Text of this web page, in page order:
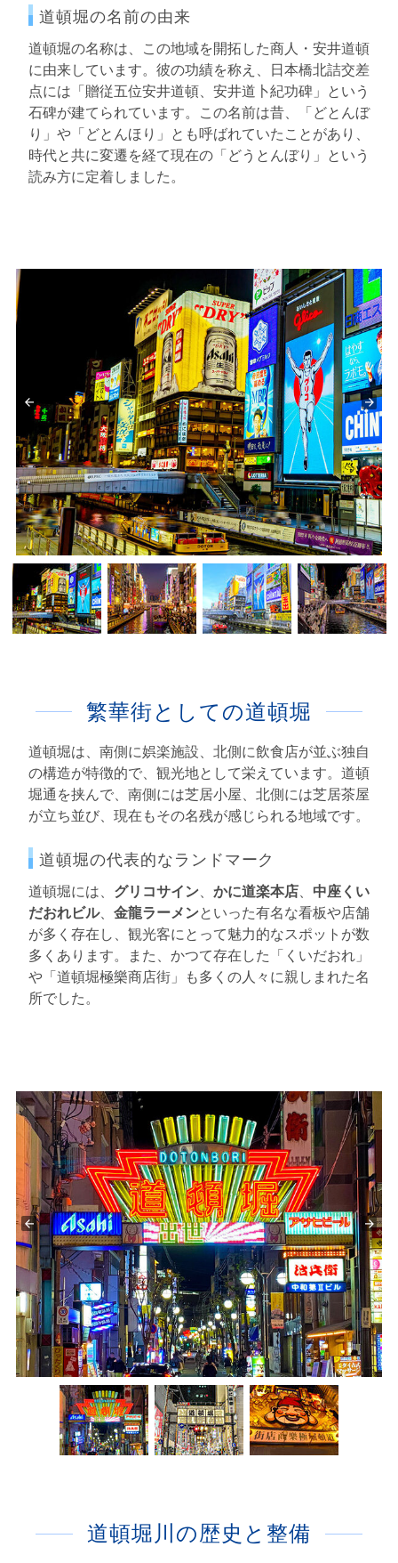
道頓堀の名前の由来
道頓堀の名称は、この地域を開拓した商人・安井道頓
に由来しています。彼の功績を称え、日本橋北詰交差
点には「贈従五位安井道頓、安井道卜紀功碑」という
石碑が建てられています。この名前は昔、「どとんぼ
り」や「どとんほり」とも呼ばれていたことがあり、
時代と共に変遷を経て現在の「どうとんぼり」という
読み方に定着しました。
繁華街としての道頓堀
道頓堀は、南側に娯楽施設、北側に飲食店が並ぶ独自
の構造が特徴的で、観光地として栄えています。道頓
堀通を挟んで、南側には芝居小屋、北側には芝居茶屋
が立ち並び、現在もその名残が感じられる地域です。
道頓堀の代表的なランドマーク
道頓堀には、 グリコサイン、 かに道楽本店、 中座くい
だおれビル、 金龍ラーメンといった有名な看板や店舗
が多く存在し、観光客にとって魅力的なスポットが数
多くあります。また、かつて存在した「くいだおれ」
や「道頓堀極樂商店街」も多くの人々に親しまれた名
所でした。
道頓堀川の歴史と整備